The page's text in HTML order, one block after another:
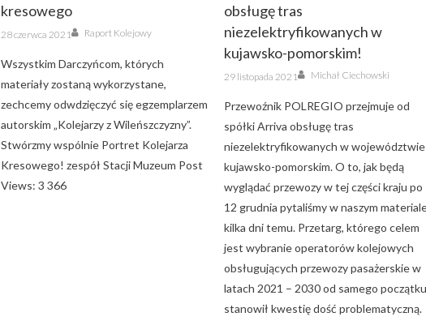
kresowego
Posted
on
28 czerwca 2021 Author
Raport Kolejowy
Wszystkim Darczyńcom, których
materiały zostaną wykorzystane,
zechcemy odwdzięczyć się egzemplarzem
autorskim „Kolejarzy z Wileńszczyzny”.
Stwórzmy wspólnie Portret Kolejarza
Kresowego! zespół Stacji Muzeum Post
Views: 3 366
obsługę tras
niezelektryfikowanych w
kujawsko-pomorskim!
Posted
on
29 listopada 2021 Author
Michał Ciechowski
Przewoźnik POLREGIO przejmuje od
spółki Arriva obsługę tras
niezelektryfikowanych w województwie
kujawsko-pomorskim. O to, jak będą
wyglądać przewozy w tej części kraju po
12 grudnia pytaliśmy w naszym
kilka dni temu. Przetarg, którego celem
jest wybranie operatorów kolejowych
obsługujących przewozy pasażerskie w
latach 2021 – 2030 od samego
stanowił kwestię dość problematyczną.